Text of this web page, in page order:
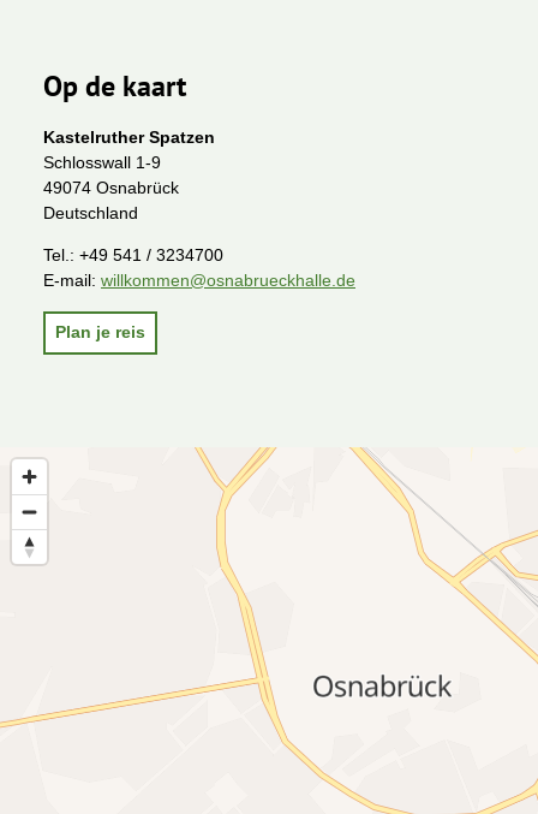
Op de kaart
Kastelruther Spatzen
Schlosswall 1-9
49074 Osnabrück
Deutschland
Tel.: +49 541 / 3234700
E-mail: willkommen@osnabrueckhalle.de
Plan je reis